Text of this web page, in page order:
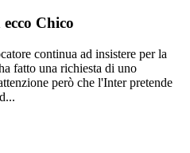
Chico
continua ad insistere per la
fatto una richiesta di uno
però che l'Inter pretende